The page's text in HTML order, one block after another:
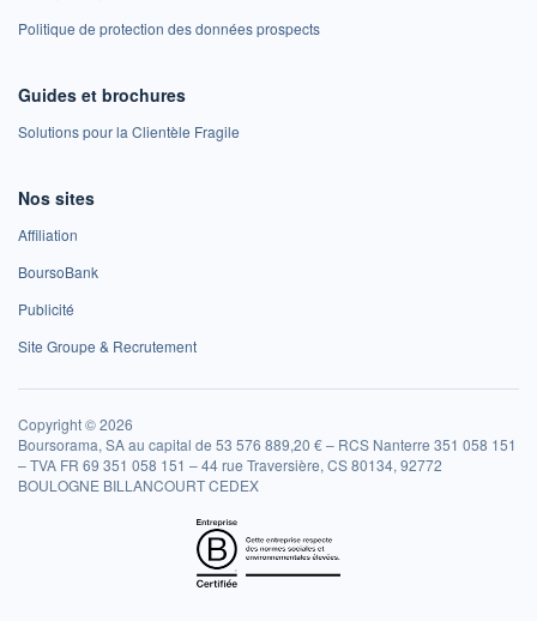
Politique de protection des données prospects
Guides et brochures
Solutions pour la Clientèle Fragile
Nos sites
Affiliation
BoursoBank
Publicité
Site Groupe & Recrutement
Copyright © 2026
Boursorama, SA au capital de 53 576 889,20 € – RCS Nanterre 351 058 151
– TVA FR 69 351 058 151 – 44 rue Traversière, CS 80134, 92772
BOULOGNE BILLANCOURT CEDEX